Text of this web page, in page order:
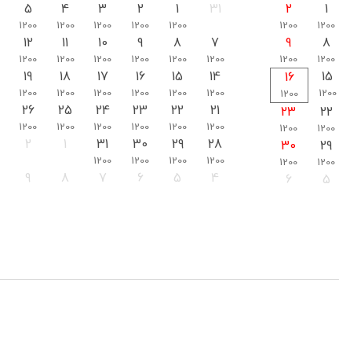
1
1200
2
1200
8
1200
9
1200
15
1200
16
1200
22
1200
23
1200
29
1200
30
1200
5
6
31
1
1200
2
1200
3
1200
4
1200
5
1200
7
1200
8
1200
9
1200
10
1200
11
1200
12
1200
14
1200
15
1200
16
1200
17
1200
18
1200
19
1200
21
1200
22
1200
23
1200
24
1200
25
1200
26
1200
28
1200
29
1200
30
1200
31
1200
1
2
4
5
6
7
8
9